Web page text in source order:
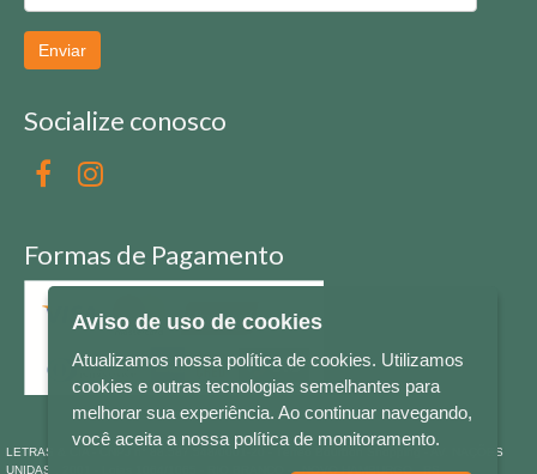
Enviar
Socialize conosco
Formas de Pagamento
LETRAS & CIA - CNPJ n° 88.587.548/0001-20 - Térreo Bourbon Shopping - AV. NAÇÕES
UNIDAS , 2001 - Lojas 1064/1065 - RIO BRANCO - - NOVO HAMBURGO - RS
Aviso de uso de cookies
Atualizamos nossa política de cookies. Utilizamos
cookies e outras tecnologias semelhantes para
melhorar sua experiência. Ao continuar navegando,
você aceita a nossa política de monitoramento.